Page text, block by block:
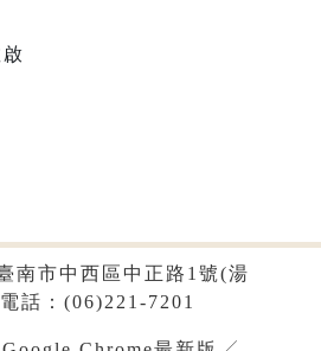
南市中西區中正路1號(湯
話：(06)221-7201